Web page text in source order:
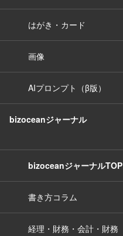
はがき・カード
画像
AIプロンプト（β版）
bizoceanジャーナル
bizoceanジャーナルTOP
書き方コラム
経理・財務・会計・財務